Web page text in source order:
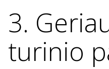
3.
turinio